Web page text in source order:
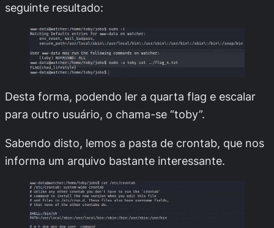
seguinte resultado:
Desta forma, podendo ler a quarta flag e escalar
para outro usuário, o chama-se “toby”.
Sabendo disto, lemos a pasta de crontab, que nos
informa um arquivo bastante interessante.